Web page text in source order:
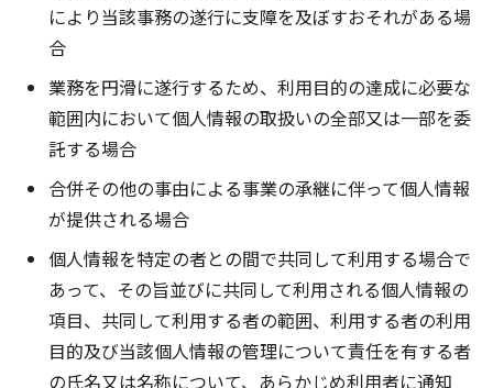
により当該事務の遂行に支障を及ぼすおそれがある場
合
業務を円滑に遂行するため、利用目的の達成に必要な
範囲内において個人情報の取扱いの全部又は一部を委
託する場合
合併その他の事由による事業の承継に伴って個人情報
が提供される場合
個人情報を特定の者との間で共同して利用する場合で
あって、その旨並びに共同して利用される個人情報の
項目、共同して利用する者の範囲、利用する者の利用
目的及び当該個人情報の管理について責任を有する者
の氏名又は名称について、あらかじめ利用者に通知